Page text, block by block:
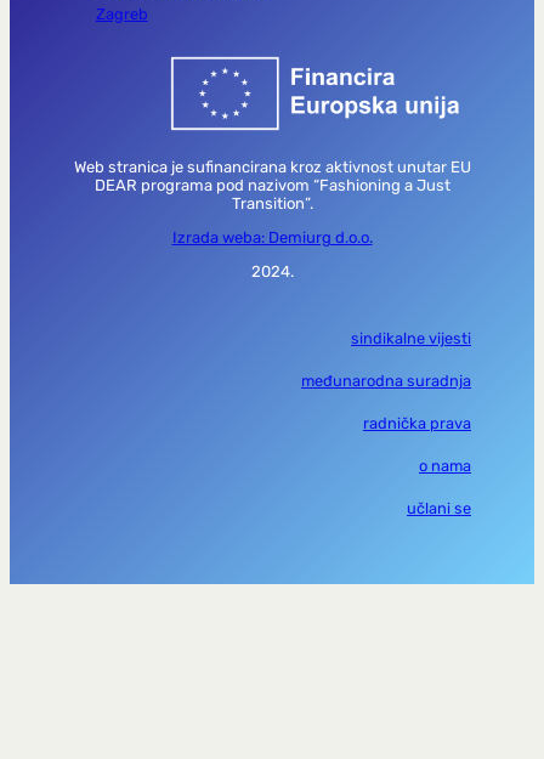
Zagreb
Web stranica je sufinancirana kroz aktivnost unutar EU
DEAR programa pod nazivom “Fashioning a Just
Transition”.
Izrada weba: Demiurg d.o.o.
2024.
sindikalne vijesti
međunarodna suradnja
radnička prava
o nama
učlani se